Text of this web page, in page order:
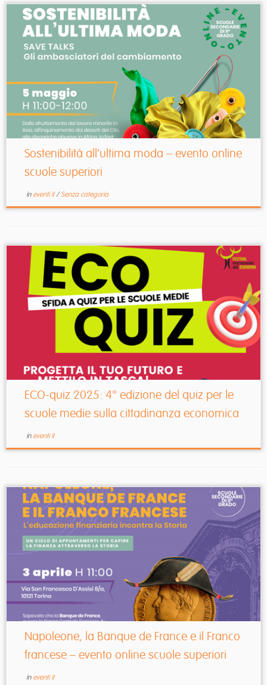
Sostenibilità all’ultima moda – evento online
scuole superiori
in eventi it/Senza categoria
ECO-quiz 2025: 4° edizione del quiz per le
scuole medie sulla cittadinanza economica
in eventi it
Napoleone, la Banque de France e il Franco
francese – evento online scuole superiori
in eventi it